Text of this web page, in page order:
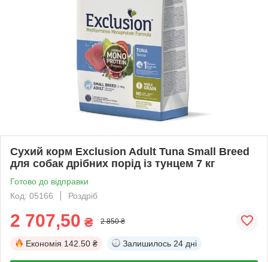
Сухий корм Exclusion Adult Tuna Small Breed
для собак дрібних порід із тунцем 7 кг
Готово до відправки
Код: 05166
Роздріб
2 707,50 ₴ 2 850 ₴
Економія 142.50 ₴ Залишилось 24 дні